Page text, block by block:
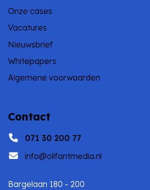
Onze cases
Vacatures
Nieuwsbrief
Whitepapers
Algemene voorwaarden
Contact
071 30 200 77
info@olifantmedia.nl
Bargelaan 180 - 200